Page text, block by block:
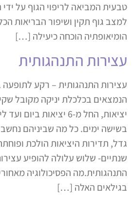
טבעית המביאה לריפוי הגוף על
למצב גוף תקין ושיפור הבריאות
הומיאופתיה הוכחה כיעילה […]
עצירות התנהגותית
עצירות התנהגותית – רקע לתופעה
הנמצאים בכלכלת יניקה מקובל
יציאות, החל מ-6 יציאות
בשישה ימים. כל מה שביניהם נחשב
גדל, תדירות היציאות הולכת
שנתיים- שלוש עלולה להופיע
התנהגותית.מה הפסיכולוגיה
בגילאים האלה […]